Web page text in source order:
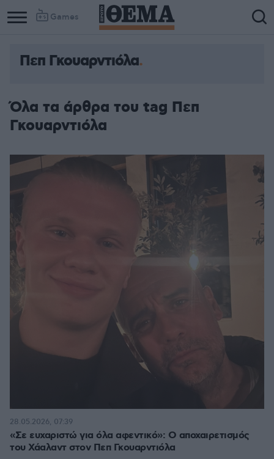
Games
Πεπ Γκουαρντιόλα
Όλα τα άρθρα του tag Πεπ
Γκουαρντιόλα
«Σε ευχαριστώ για όλα αφεντικό»: Ο αποχαιρετισμός
του Χάαλαντ στον Πεπ Γκουαρντιόλα
28.05.2026, 07:39